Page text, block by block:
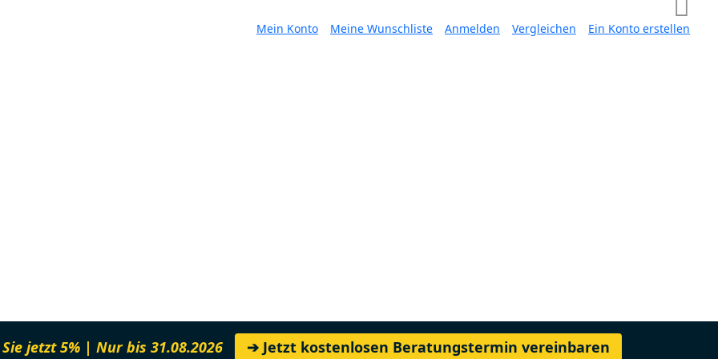
Mein Konto Meine Wunschliste Anmelden Vergleichen Ein Konto erstellen
jetzt 5% | Nur bis 31.08.2026 ➔ Jetzt kostenlosen Beratungstermin vereinbaren